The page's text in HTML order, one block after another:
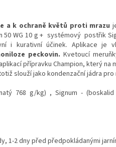
a k ochraně květů proti mrazu
WG 10 g + systémový postřik
i kurativní účinek. Aplikace je
peckovin.Kvetoucí
přípravku Champion, který na
slouží jako kondenzační jádra pro
768 g/kg) , Signum -
1-2 dny před předpokládanými